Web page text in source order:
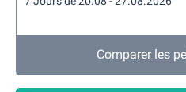
Comparer les